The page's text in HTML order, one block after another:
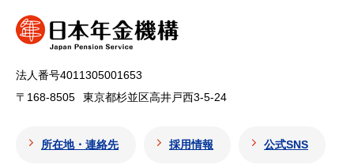
法人番号4011305001653
〒168-8505
東京都杉並区高井戸西3-5-24
所在地・連絡先 採用情報 公式SNS